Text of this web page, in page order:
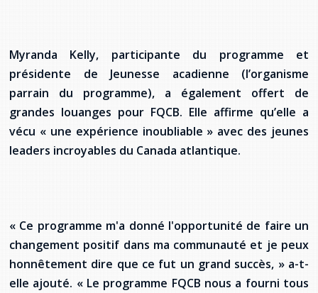
Myranda Kelly, participante du programme et
présidente de Jeunesse acadienne (l’organisme
parrain du programme), a également offert de
grandes louanges pour FQCB. Elle affirme qu’elle a
vécu « une expérience inoubliable » avec des jeunes
leaders incroyables du Canada atlantique.
« Ce programme m'a donné l'opportunité de faire un
changement positif dans ma communauté et je peux
honnêtement dire que ce fut un grand succès, » a-t-
elle ajouté. « Le programme FQCB nous a fourni tous